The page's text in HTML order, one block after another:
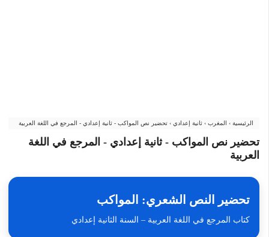
الرئيسية › المغرب › ثانية إعدادي › تحضير نص المواكب - ثانية إعدادي - المرجع في اللغة العربية
تحضير نص المواكب - ثانية إعدادي - المرجع في اللغة
العربية
تحضير النص الشعري: المواكب
كتاب المرجع في اللغة العربية – السنة الثانية إعدادي